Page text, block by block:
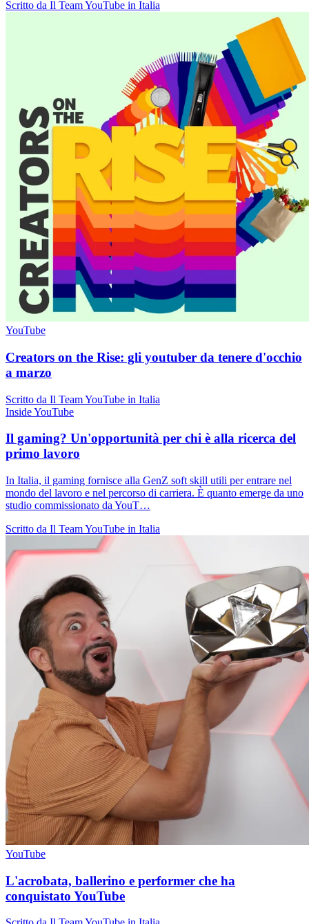
Scritto da Il Team YouTube in Italia
YouTube
Creators on the Rise: gli youtuber da tenere d'occhio
a marzo
Scritto da Il Team YouTube in Italia
Inside YouTube
Il gaming? Un'opportunità per chi è alla ricerca del
primo lavoro
In Italia, il gaming fornisce alla GenZ soft skill utili per entrare nel
mondo del lavoro e nel percorso di carriera. È quanto emerge da uno
studio commissionato da YouT…
Scritto da Il Team YouTube in Italia
YouTube
L'acrobata, ballerino e performer che ha
conquistato YouTube